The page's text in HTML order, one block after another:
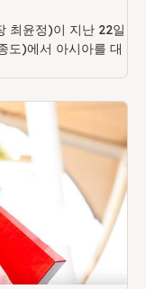
최윤정)이 지난 22일
도)에서 아시아를 대